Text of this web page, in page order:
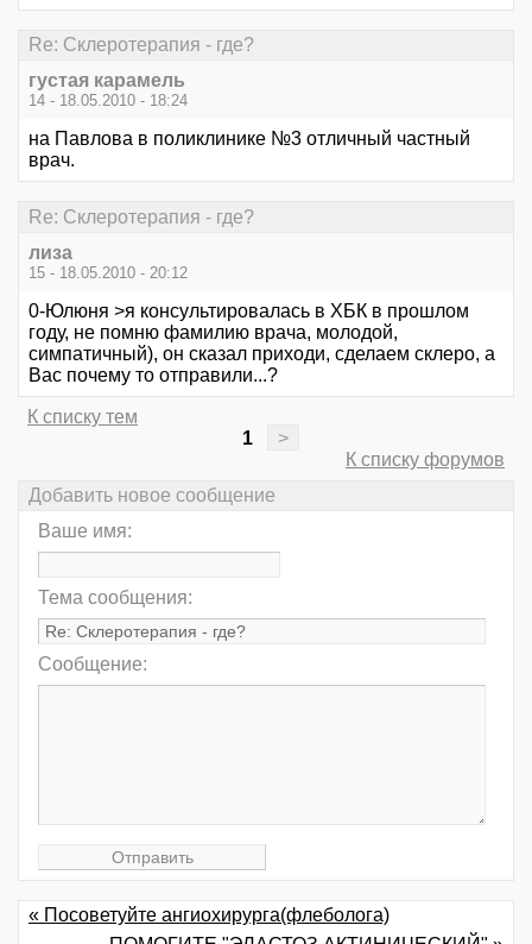
Re: Склеротерапия - где?
густая карамель
14 - 18.05.2010 - 18:24
на Павлова в поликлинике №3 отличный частный
врач.
Re: Склеротерапия - где?
лиза
15 - 18.05.2010 - 20:12
0-Юлюня >я консультировалась в ХБК в прошлом
году, не помню фамилию врача, молодой,
симпатичный), он сказал приходи, сделаем склеро, а
Вас почему то отправили...?
К списку тем
1
>
К списку форумов
Добавить новое сообщение
Ваше имя:
Тема сообщения:
Сообщение:
« Посоветуйте ангиохирурга(флеболога)